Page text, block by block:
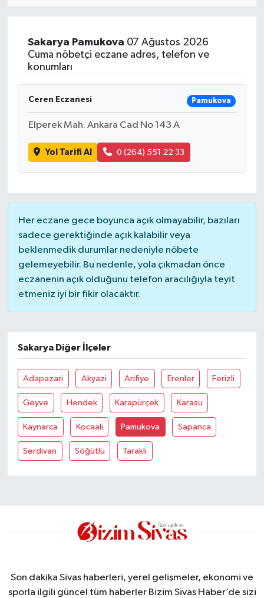
Sakarya Pamukova 07 Ağustos 2026
Cuma nöbetçi eczane adres, telefon ve
konumları
Ceren Eczanesi Pamukova
Elperek Mah. Ankara Cad No 143 A
Yol Tarifi Al 0 (264) 551 22 33
Her eczane gece boyunca açık olmayabilir, bazıları
sadece gerektiğinde açık kalabilir veya
beklenmedik durumlar nedeniyle nöbete
gelemeyebilir. Bu nedenle, yola çıkmadan önce
eczanenin açık olduğunu telefon aracılığıyla teyit
etmeniz iyi bir fikir olacaktır.
Sakarya Diğer İlçeler
Adapazari Akyazi Arifiye Erenler Ferizli
Geyve Hendek Karapürçek Karasu
Kaynarca Kocaali Pamukova Sapanca
Serdivan Söğütlü Tarakli
Son dakika Sivas haberleri, yerel gelişmeler, ekonomi ve
sporla ilgili güncel tüm haberler Bizim Sivas Haber’de sizi
ÖZEL HABER
SAĞLIK
SİYASET
SOSYAL YARDIMLAR
SPONSORLU YAZI
SPOR
TEKNOLOJİ
YAŞAM